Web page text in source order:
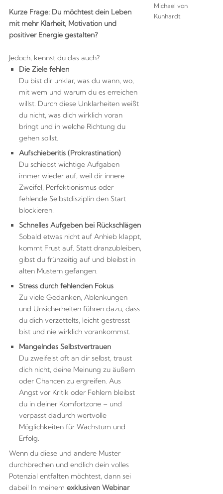
Kurze Frage: Du möchtest dein Leben
mit mehr Klarheit, Motivation und
positiver Energie gestalten?
Jedoch, kennst du das auch?
Die Ziele fehlen
Du bist dir unklar, was du wann, wo,
mit wem und warum du es erreichen
willst. Durch diese Unklarheiten weißt
du nicht, was dich wirklich voran
bringt und in welche Richtung du
gehen sollst.
Aufschieberitis (Prokrastination)
Du schiebst wichtige Aufgaben
immer wieder auf, weil dir innere
Zweifel, Perfektionismus oder
fehlende Selbstdisziplin den Start
blockieren.
Schnelles Aufgeben bei Rückschlägen
Sobald etwas nicht auf Anhieb klappt,
kommt Frust auf. Statt dranzubleiben,
gibst du frühzeitig auf und bleibst in
alten Mustern gefangen.
Stress durch fehlenden Fokus
Zu viele Gedanken, Ablenkungen
und Unsicherheiten führen dazu, dass
du dich verzettelts, leicht gestresst
bist und nie wirklich vorankommst.
Mangelndes Selbstvertrauen
Du zweifelst oft an dir selbst, traust
dich nicht, deine Meinung zu äußern
oder Chancen zu ergreifen. Aus
Angst vor Kritik oder Fehlern bleibst
du in deiner Komfortzone – und
verpasst dadurch wertvolle
Möglichkeiten für Wachstum und
Erfolg.
Wenn du diese und andere Muster
durchbrechen und endlich dein volles
Potenzial entfalten möchtest, dann sei
dabei! In meinem exklusiven Webinar
Michael von
Kunhardt